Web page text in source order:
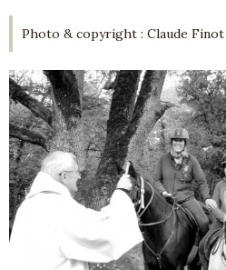
Photo & copyright : Claude Finot